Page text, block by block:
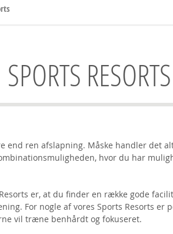
SPORTS
end ren afslapning. Måske handler det
hvor du har
er, at du finder en række gode
For nogle af vores Sports Resorts
vil træne benhårdt og fokuseret.